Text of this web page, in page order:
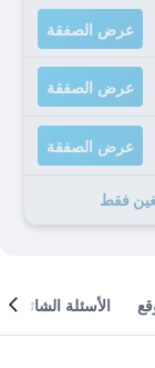
عرض الصفقة
عرض الصفقة
عرض الصفقة
الأسئلة الشائعة